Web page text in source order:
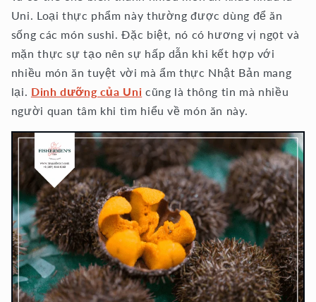
Uni. Loại thực phẩm này thường được dùng để ăn
sống các món sushi. Đặc biệt, nó có hương vị ngọt và
mặn thực sự tạo nên sự hấp dẫn khi kết hợp với
nhiều món ăn tuyệt vời mà ẩm thực Nhật Bản mang
lại. Dinh dưỡng của Uni cũng là thông tin mà nhiều
người quan tâm khi tìm hiểu về món ăn này.